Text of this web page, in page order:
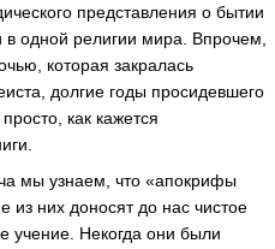
представления о бытии
одной религии мира. Впрочем,
которая закралась
долгие годы просидевшего
как кажется
мы узнаем, что «апокрифы
из них доносят до нас чистое
учение. Некогда они были